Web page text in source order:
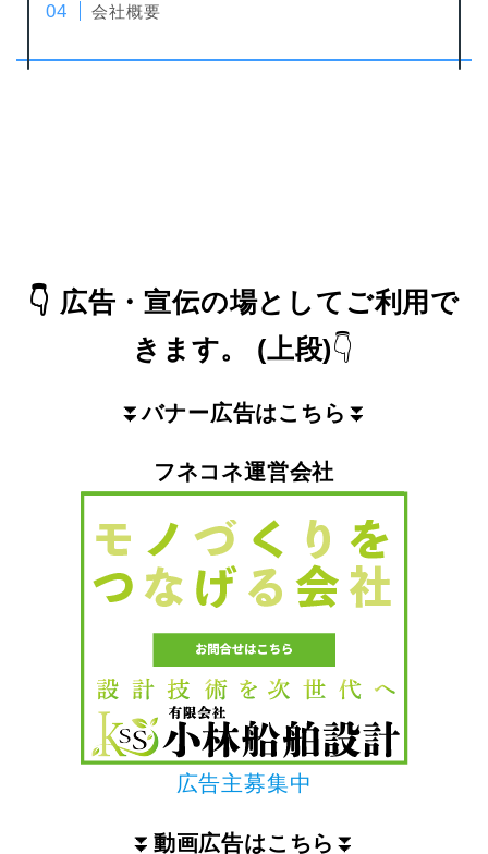
会社概要
👇 広告・宣伝の場としてご利用で
きます。
(上段)👇
⏬バナー広告はこちら ⏬
フネコネ運営会社
広告主募集中
⏬ 動画広告はこちら ⏬